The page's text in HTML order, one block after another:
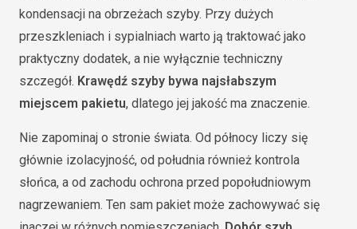
kondensacji na obrzeżach szyby. Przy dużych
przeszkleniach i sypialniach warto ją traktować jako
praktyczny dodatek, a nie wyłącznie techniczny
szczegół. Krawędź szyby bywa najsłabszym
miejscem pakietu, dlatego jej jakość ma znaczenie.
Nie zapominaj o stronie świata. Od północy liczy się
głównie izolacyjność, od południa również kontrola
słońca, a od zachodu ochrona przed popołudniowym
nagrzewaniem. Ten sam pakiet może zachowywać się